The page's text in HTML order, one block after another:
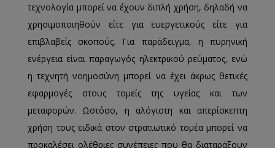
τεχνολογία μπορεί να έχουν διπλή χρήση, δηλαδή να
χρησιμοποιηθούν είτε για ευεργετικούς είτε για
επιβλαβείς σκοπούς. Για παράδειγμα, η πυρηνική
ενέργεια είναι παραγωγός ηλεκτρικού ρεύματος, ενώ
η τεχνητή νοημοσύνη μπορεί να έχει άκρως θετικές
εφαρμογές στους τομείς της υγείας και των
μεταφορών. Ωστόσο, η αλόγιστη και απερίσκεπτη
χρήση τους ειδικά στον στρατιωτικό τομέα μπορεί να
προκαλέσει ολέθριες συνέπειες που θα διαταράξουν